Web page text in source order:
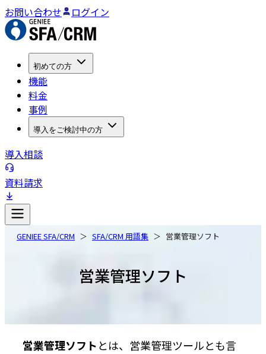
お問い合わせ ログイン
初めての方
機能
料金
事例
導入をご検討中の方
導入相談
資料請求
GENIEE SFA/CRM SFA/CRM 用語集 営業管理ソフト
営業管理ソフト
営業管理ソフトとは、営業管理ツールとも言